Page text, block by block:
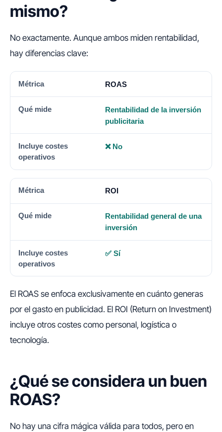
mismo?
No exactamente. Aunque ambos miden rentabilidad,
hay diferencias clave:
MÉTRICA QUÉ MIDEROAS
Rentabilidad de la inversión
publicitaria
❌ No
ROI
Rentabilidad general de una
inversión
✅ Sí
El ROAS se enfoca exclusivamente en cuánto generas
por el gasto en publicidad. El ROI (Return on Investment)
incluye otros costes como personal, logística o
tecnología.
¿Qué se considera un buen
ROAS?
No hay una cifra mágica válida para todos, pero en